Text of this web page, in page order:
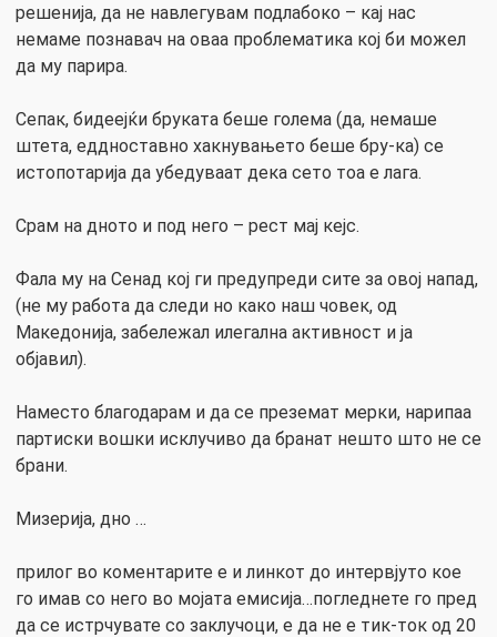
решенија, да не навлегувам подлабоко – кај нас
немаме познавач на оваа проблематика кој би можел
да му парира.
Сепак, бидеејќи бруката беше голема (да, немаше
штета, еддноставно хакнувањето беше бру-ка) се
истопотарија да убедуваат дека сето тоа е лага.
Срам на дното и под него – рест мај кејс.
Фала му на Сенад кој ги предупреди сите за овој напад,
(не му работа да следи но како наш човек, од
Македонија, забележал илегална активност и ја
објавил).
Наместо благодарам и да се преземат мерки, нарипаа
партиски вошки исклучиво да бранат нешто што не се
брани.
Мизерија, дно …
прилог во коментарите е и линкот до интервјуто кое
го имав со него во мојата емисија…погледнете го пред
да се истрчувате со заклучоци, е да не е тик-ток од 20